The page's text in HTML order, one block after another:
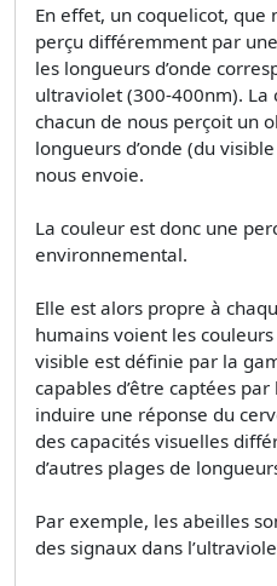
En effet, un coquelicot, que
perçu différemment par
les longueurs d’onde
ultraviolet (300-400nm). La
chacun de nous perçoit un
longueurs d’onde (du
nous envoie.
La couleur est donc une
environnemental.
Elle est alors propre à
humains voient les
visible est définie par la
capables d’être captées
induire une réponse du
des capacités visuelles
d’autres plages de
Par exemple, les abeilles
des signaux dans